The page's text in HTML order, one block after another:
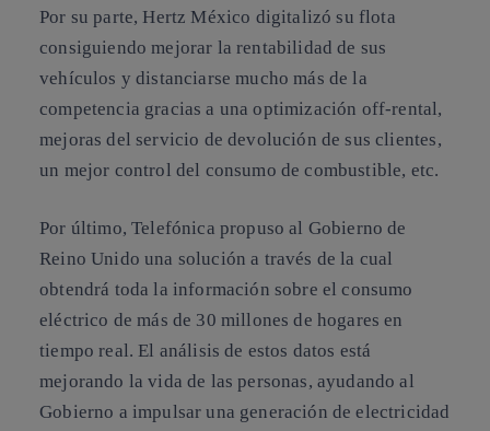
Por su parte, Hertz México digitalizó su flota
consiguiendo mejorar la rentabilidad de sus
vehículos y distanciarse mucho más de la
competencia gracias a una optimización off-rental,
mejoras del servicio de devolución de sus clientes,
un mejor control del consumo de combustible, etc.
Por último, Telefónica propuso al Gobierno de
Reino Unido una solución a través de la cual
obtendrá toda la información sobre el consumo
eléctrico de más de 30 millones de hogares en
tiempo real. El análisis de estos datos está
mejorando la vida de las personas, ayudando al
Gobierno a impulsar una generación de electricidad